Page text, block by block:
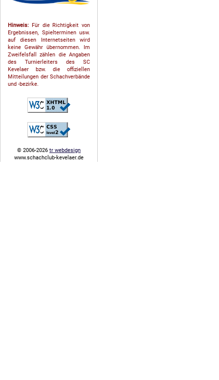
Hinweis: Für die Richtigkeit von
Ergebnissen, Spielterminen usw.
auf diesen Internetseiten wird
keine Gewähr übernommen. Im
Zweifelsfall zählen die Angaben
des Turnierleiters des SC
Kevelaer bzw. die offiziellen
Mitteilungen der Schach­ver­bände
und -bezirke.
© 2006-2026 tr webdesign
www.schachclub-kevelaer.de